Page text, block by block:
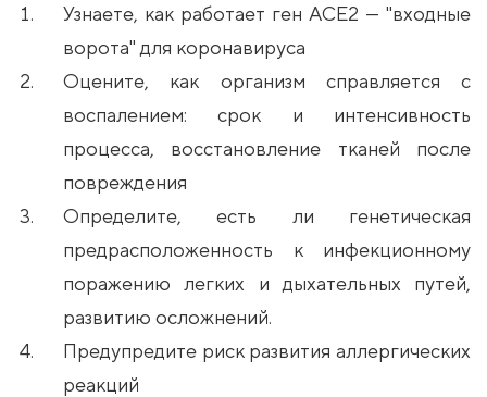
Узнаете, как работает ген ACE2 — "входные
ворота" для коронавируса
Оцените, как организм справляется с
воспалением: срок и интенсивность
процесса, восстановление тканей после
повреждения
Определите, есть ли генетическая
предрасположенность к инфекционному
поражению легких и дыхательных путей,
развитию осложнений.
Предупредите риск развития аллергических
реакций